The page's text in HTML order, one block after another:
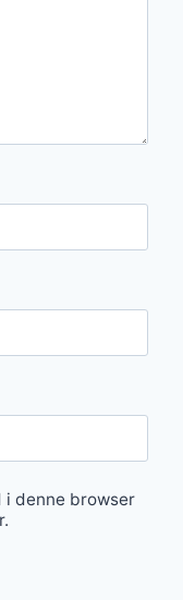
i denne browser